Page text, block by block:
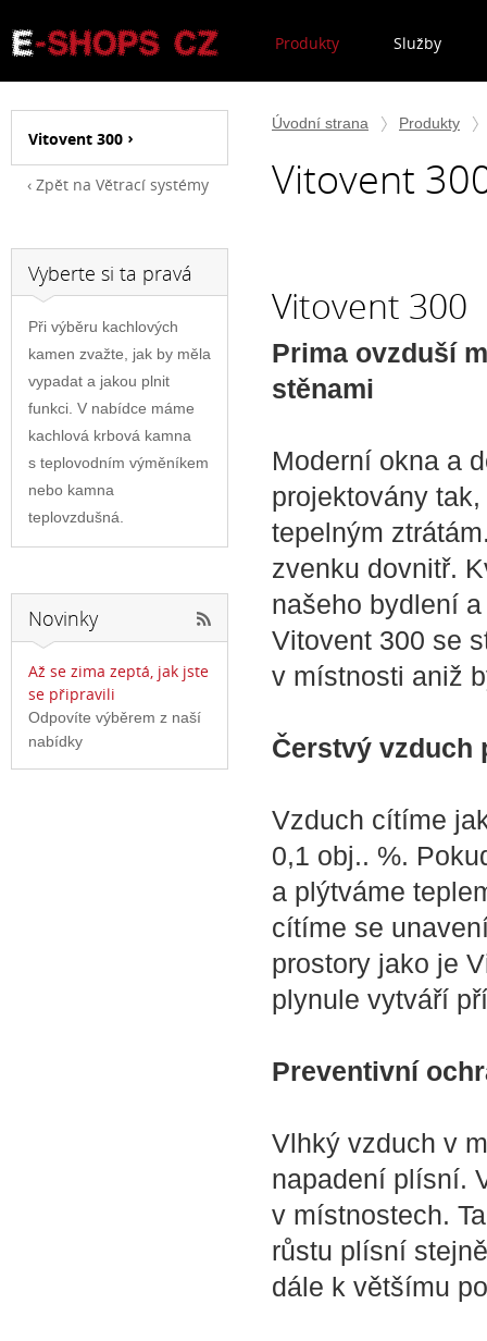
Produkty Služby
Úvodní strana Produkty
Vitovent
Vitovent 300
Prima ovzduší
stěnami
Moderní okna a
projektovány
tepelným
zvenku dovnitř.
našeho bydlení
Vitovent 300 se
v místnosti aniž
Čerstvý
Vzduch cítíme
0,1 obj.. %.
a plýtváme
cítíme se
prostory jako je
plynule vytváří
Preventivní
Vlhký vzduch v
napadení plísní.
v místnostech.
růstu plísní
dále k většímu
Vitovent 300
Zpět na Větrací systémy
Vyberte si ta pravá
Při výběru kachlových
kamen zvažte, jak by měla
vypadat a jakou plnit
funkci. V nabídce máme
kachlová krbová kamna
s teplovodním výměníkem
nebo kamna
teplovzdušná.
Novinky
Až se zima zeptá, jak jste
se připravili
Odpovíte výběrem z naší
nabídky